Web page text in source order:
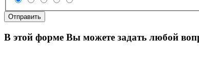
Отправить
В этой форме Вы можете задать любой